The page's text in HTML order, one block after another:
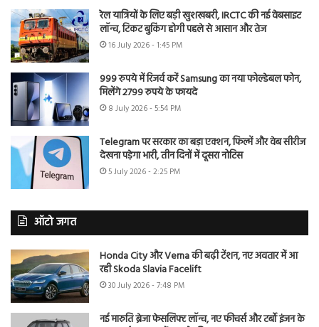
रेल यात्रियों के लिए बड़ी खुशखबरी, IRCTC की नई वेबसाइट
लॉन्च, टिकट बुकिंग होगी पहले से आसान और तेज
16 July 2026 - 1:45 PM
999 रुपये में रिजर्व करें Samsung का नया फोल्डेबल फोन,
मिलेंगे 2799 रुपये के फायदे
8 July 2026 - 5:54 PM
Telegram पर सरकार का बड़ा एक्शन, फिल्में और वेब सीरीज
देखना पड़ेगा भारी, तीन दिनों में दूसरा नोटिस
5 July 2026 - 2:25 PM
ऑटो जगत
Honda City और Verna की बढ़ी टेंशन, नए अवतार में आ
रही Skoda Slavia Facelift
30 July 2026 - 7:48 PM
नई मारुति ब्रेजा फेसलिफ्ट लॉन्च, नए फीचर्स और टर्बो इंजन के